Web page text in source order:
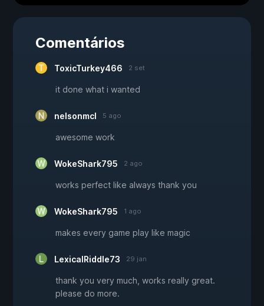
Comentários
ToxicTurkey466 2 set
it done what i wanted
nelsonmcl 5 ago
awesome work
WokeShark795 2 ago
works perfect like always thank you
WokeShark795 1 ago
makes every game play like magic
LexicalRiddle73 29 jan
thank you very much, works really great.
please do more.